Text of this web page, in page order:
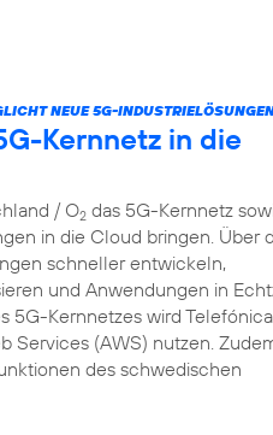
NEUE 5G-
Kernnetz in die
/ O2 das 5G-Kernnetz
in die Cloud bringen. Über
schneller entwickeln,
und Anwendungen in
5G-Kernnetzes wird Telefónica
Services (AWS) nutzen.
des schwedischen